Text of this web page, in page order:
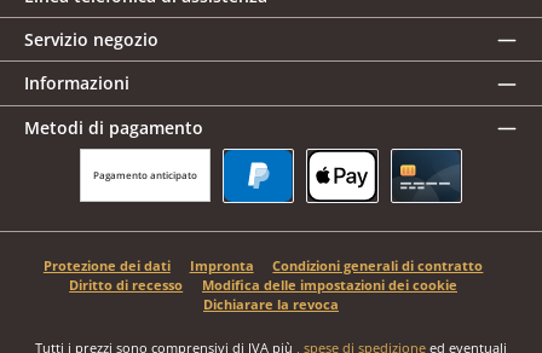
Servizio negozio
Informazioni
Metodi di pagamento
Pagamento anticipato
Protezione dei dati Impronta
Condizioni generali di contratto
Diritto di recesso
Modifica delle impostazioni dei cookie
Dichiarare la revoca
Tutti i prezzi sono comprensivi di IVA più , spese di spedizione ed eventuali